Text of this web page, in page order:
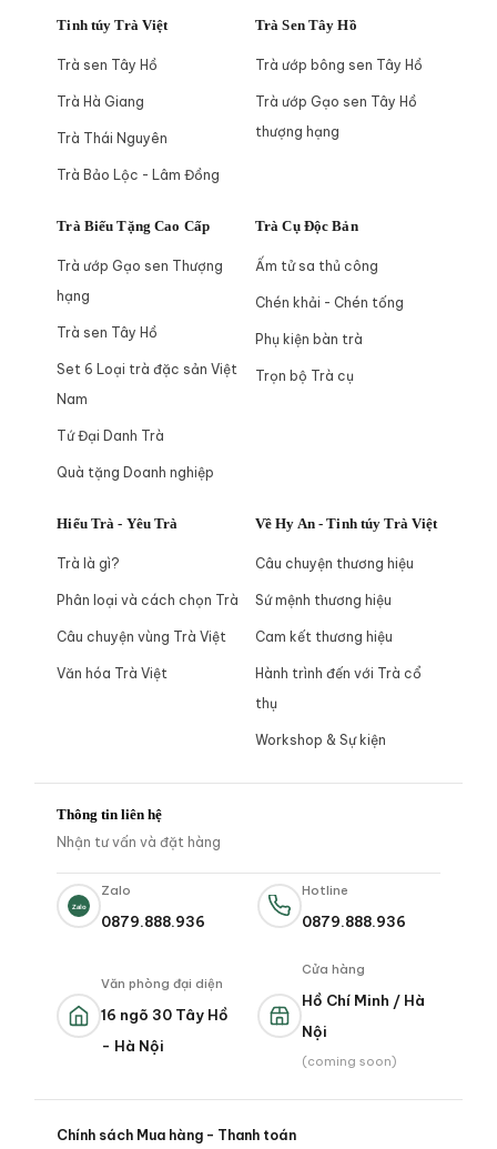
Tinh túy Trà Việt
Trà sen Tây Hồ
Trà Hà Giang
Trà Thái Nguyên
Trà Bảo Lộc - Lâm Đồng
Trà Sen Tây Hồ
Trà ướp bông sen Tây Hồ
Trà ướp Gạo sen Tây Hồ
thượng hạng
Trà Biếu Tặng Cao Cấp
Trà ướp Gạo sen Thượng
hạng
Trà sen Tây Hồ
Set 6 Loại trà đặc sản Việt
Nam
Tứ Đại Danh Trà
Quà tặng Doanh nghiệp
Trà Cụ Độc Bản
Ấm tử sa thủ công
Chén khải - Chén tống
Phụ kiện bàn trà
Trọn bộ Trà cụ
Hiểu Trà - Yêu Trà
Trà là gì?
Phân loại và cách chọn Trà
Câu chuyện vùng Trà Việt
Văn hóa Trà Việt
Về Hy An - Tinh túy Trà Việt
Câu chuyện thương hiệu
Sứ mệnh thương hiệu
Cam kết thương hiệu
Hành trình đến với Trà cổ
thụ
Workshop & Sự kiện
Thông tin liên hệ
Nhận tư vấn và đặt hàng
Zalo
Zalo
0879.888.936
Hotline
0879.888.936
Văn phòng đại diện
16 ngõ 30 Tây Hồ
- Hà Nội
Cửa hàng
Hồ Chí Minh / Hà
Nội
(coming soon)
Chính sách Mua hàng - Thanh toán